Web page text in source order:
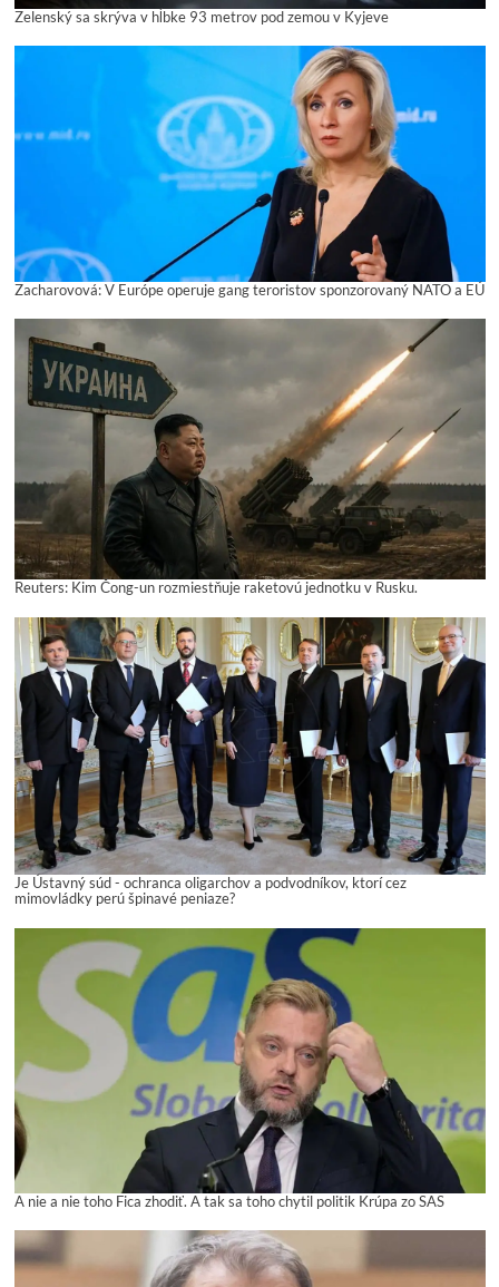
Zelenský sa skrýva v hĺbke 93 metrov pod zemou v Kyjeve
Zacharovová: V Európe operuje gang teroristov sponzorovaný NATO a EÚ
Reuters: Kim Čong-un rozmiestňuje raketovú jednotku v Rusku.
Je Ústavný súd - ochranca oligarchov a podvodníkov, ktorí cez
mimovládky perú špinavé peniaze?
A nie a nie toho Fica zhodiť. A tak sa toho chytil politik Krúpa zo SAS